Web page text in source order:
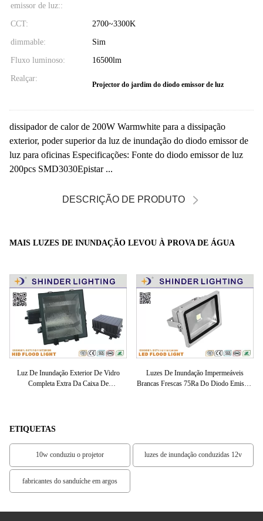
emissor de luz::
CCT: 2700~3300K
dimmable: Sim
Fluxo luminoso: 16500lm
Realçar:
Projector do jardim do diodo emissor de luz
dissipador de calor de 200W Warmwhite para a dissipação
exterior, poder superior da luz de inundação do diodo emissor de
luz para oficinas Especificações: Fonte do diodo emissor de luz
200pcs SMD3030Epistar ...
DESCRIÇÃO DE PRODUTO
MAIS LUZES DE INUNDAÇÃO LEVOU À PROVA DE ÁGUA
Luz De Inundação Exterior De Vidro
Completa Extra Da Caixa De
Luzes De Inundação Impermeáveis
Brancas Frescas 75Ra Do Diodo Emissor
ETIQUETAS
10w conduziu o projetor luzes de inundação conduzidas 12v
fabricantes do sanduíche em argos